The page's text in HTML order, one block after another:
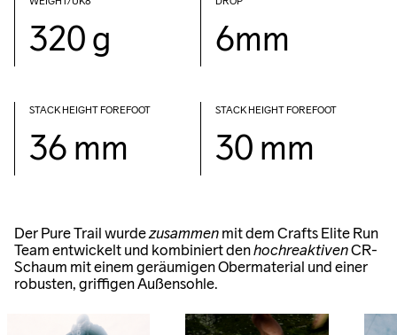
320 g 6mm
STACK HEIGHT FOREFOOT
36 mm
STACK HEIGHT FOREFOOT
30 mm
Der Pure Trail wurdezusammenmit dem Crafts Elite Run
Team entwickelt und kombiniert denhochreaktivenCR-
Schaum mit einem geräumigen Obermaterial und einer
robusten, griffigen Außensohle.